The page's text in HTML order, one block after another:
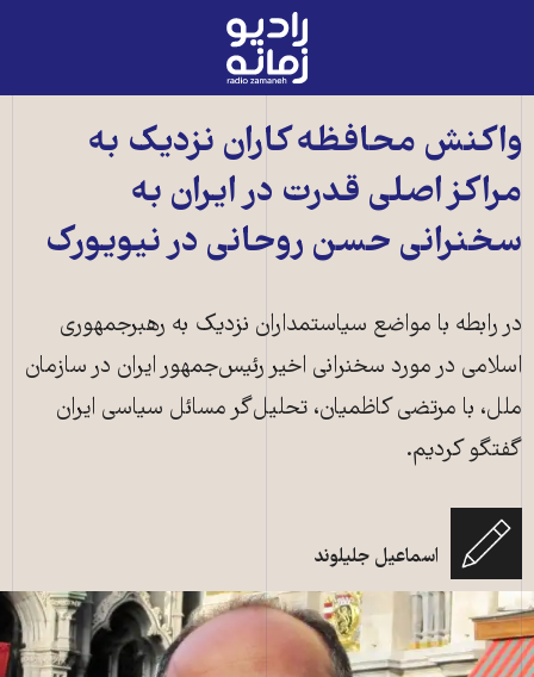
رادیو
زمانه
به
اصلی
واکنش محافظه کاران نزدیک به
مراکز اصلی قدرت در ایران به
سخنرانی حسن روحانی در نیویورک
در رابطه با مواضع سیاستمداران نزدیک به رهبرجمهوری
اسلامی در مورد سخنرانی اخیر رئیس‌جمهور ایران در سازمان
ملل، با مرتضی کاظمیان، تحلیل‌گر مسائل سیاسی ایران
گفتگو کردیم.
اسماعیل جلیلوند